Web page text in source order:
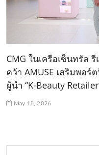
CMG ในเครือเซ็นทรัล
คว้า AMUSE เสริมพอ
ผู้นำ “K-Beauty
May 18, 2026